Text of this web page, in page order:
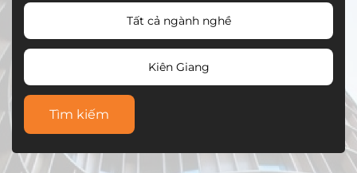
Tất cả ngành nghề
Kiên Giang
Tìm kiếm